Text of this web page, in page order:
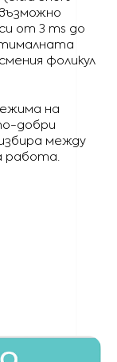
от 3 ms до
фоликул
на
добри
между
работа.